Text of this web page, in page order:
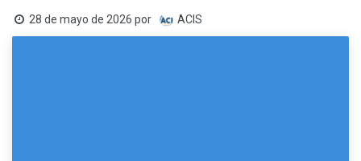
28 de mayo de 2026 por ACIS